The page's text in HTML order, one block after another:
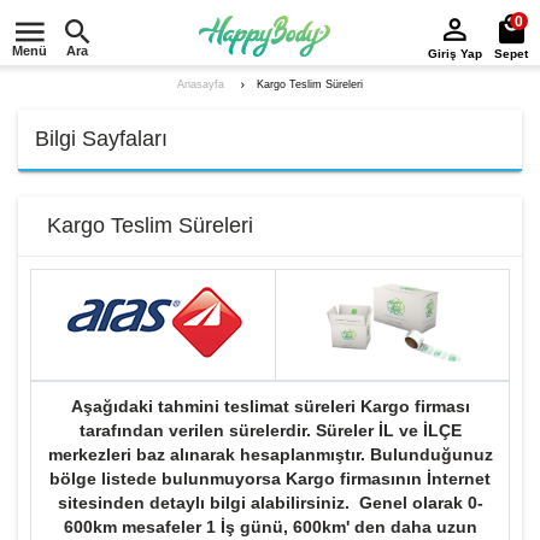
Menü Ara Giriş Yap
0
Sepet
Anasayfa Kargo Teslim Süreleri
Bilgi Sayfaları
Kargo Teslim Süreleri
Aşağıdaki tahmini teslimat süreleri Kargo firması
tarafından verilen sürelerdir. Süreler İL ve İLÇE
merkezleri baz alınarak hesaplanmıştır. Bulunduğunuz
bölge listede bulunmuyorsa Kargo firmasının İnternet
sitesinden detaylı bilgi alabilirsiniz. Genel olarak 0-
600km mesafeler 1 İş günü, 600km' den daha uzun